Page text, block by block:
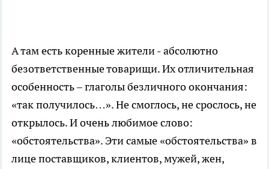
А там есть коренные жители - абсолютно
безответственные товарищи. Их отличительная
особенность – глаголы безличного окончания:
«так получилось…». Не смоглось, не срослось, не
открылось. И очень любимое слово:
«обстоятельства». Эти самые «обстоятельства» в
лице поставщиков, клиентов, мужей, жен,